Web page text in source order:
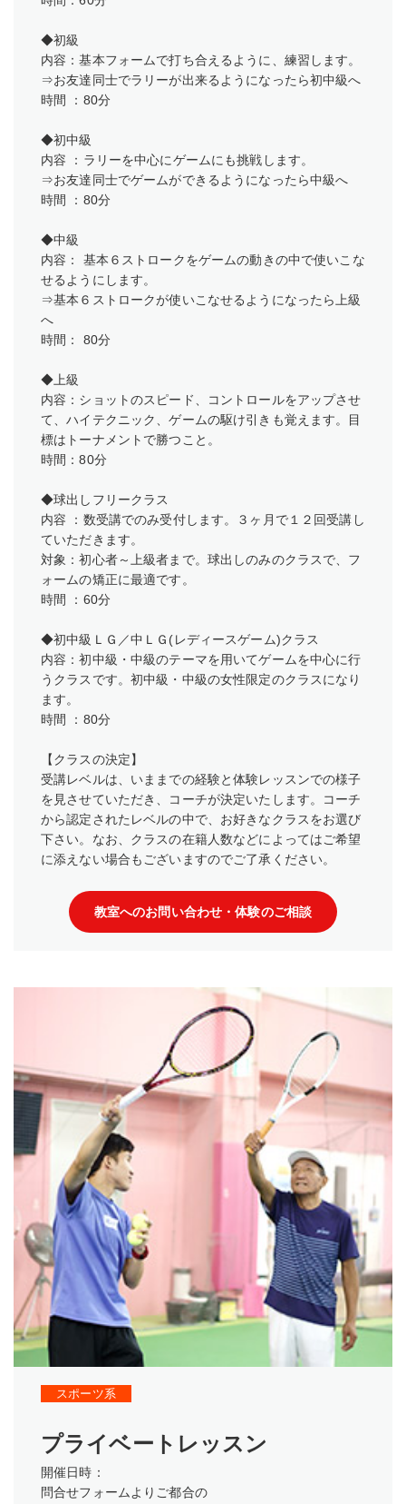
◆初級
内容：基本フォームで打ち合えるように、練習します。
⇒お友達同士でラリーが出来るようになったら初中級へ
時間 ：80分
◆初中級
内容 ：ラリーを中心にゲームにも挑戦します。
⇒お友達同士でゲームができるようになったら中級へ
時間 ：80分
◆中級
内容： 基本６ストロークをゲームの動きの中で使いこな
せるようにします。
⇒基本６ストロークが使いこなせるようになったら上級
へ
時間： 80分
◆上級
内容：ショットのスピード、コントロールをアップさせ
て、ハイテクニック、ゲームの駆け引きも覚えます。目
標はトーナメントで勝つこと。
時間：80分
◆球出しフリークラス
内容 ：数受講でのみ受付します。３ヶ月で１２回受講し
ていただきます。
対象：初心者～上級者まで。球出しのみのクラスで、フ
ォームの矯正に最適です。
時間 ：60分
◆初中級ＬＧ／中ＬＧ(レディースゲーム)クラス
内容：初中級・中級のテーマを用いてゲームを中心に行
うクラスです。初中級・中級の女性限定のクラスになり
ます。
時間 ：80分
【クラスの決定】
受講レベルは、いままでの経験と体験レッスンでの様子
を見させていただき、コーチが決定いたします。コーチ
から認定されたレベルの中で、お好きなクラスをお選び
下さい。なお、クラスの在籍人数などによってはご希望
に添えない場合もございますのでご了承ください。
教室へのお問い合わせ・体験のご相談
スポーツ系
プライベートレッスン
開催日時：
問合せフォームよりご都合の